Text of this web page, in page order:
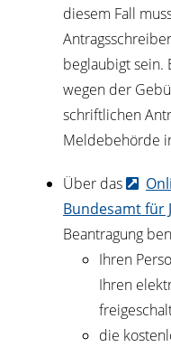
diesem Fall
beglaubigt sein.
wegen der
schriftlichen
Meldebehörde
Über das
Bundesamt für
Beantragung
Ihren
Ihren
die